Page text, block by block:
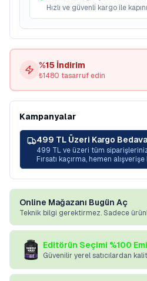
Hızlı ve güvenli kargo ile
%15 İndirim
₺1480 tasarruf edin
Kampanyalar
499 TL Üzeri Kargo Bedava
499 TL ve üzeri tüm
Fırsatı kaçırma, hemen alışverişe
Online Mağazanı Bugün Aç
Editörün Seçimi %100
Güvenilir yerel satıcılardan